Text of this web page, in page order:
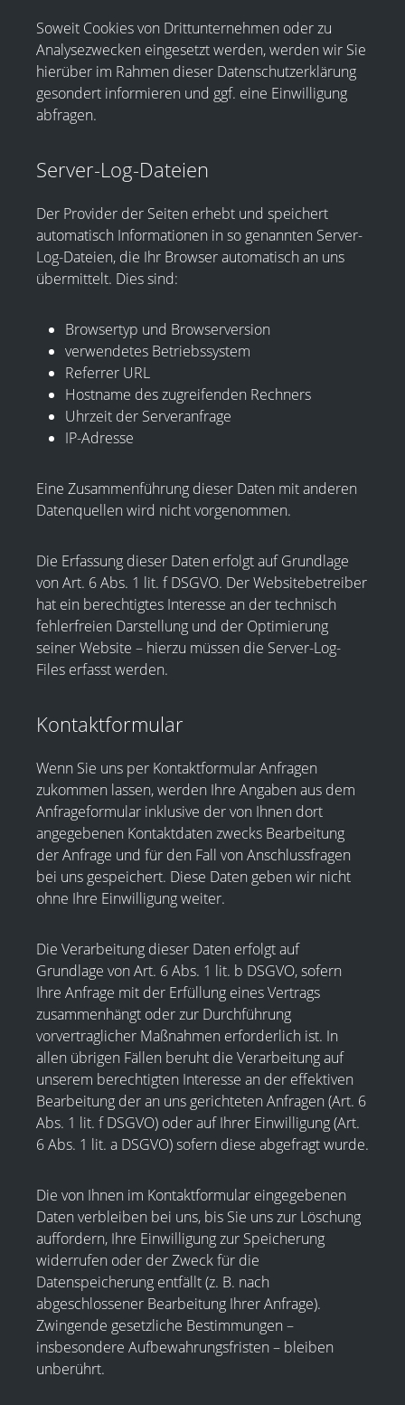
Soweit Cookies von Drittunternehmen oder zu
Analysezwecken eingesetzt werden, werden wir Sie
hierüber im Rahmen dieser Datenschutzerklärung
gesondert informieren und ggf. eine Einwilligung
abfragen.
Server-Log-Dateien
Der Provider der Seiten erhebt und speichert
automatisch Informationen in so genannten Server-
Log-Dateien, die Ihr Browser automatisch an uns
übermittelt. Dies sind:
Browsertyp und Browserversion
verwendetes Betriebssystem
Referrer URL
Hostname des zugreifenden Rechners
Uhrzeit der Serveranfrage
IP-Adresse
Eine Zusammenführung dieser Daten mit anderen
Datenquellen wird nicht vorgenommen.
Die Erfassung dieser Daten erfolgt auf Grundlage
von Art. 6 Abs. 1 lit. f DSGVO. Der Websitebetreiber
hat ein berechtigtes Interesse an der technisch
fehlerfreien Darstellung und der Optimierung
seiner Website – hierzu müssen die Server-Log-
Files erfasst werden.
Kontaktformular
Wenn Sie uns per Kontaktformular Anfragen
zukommen lassen, werden Ihre Angaben aus dem
Anfrageformular inklusive der von Ihnen dort
angegebenen Kontaktdaten zwecks Bearbeitung
der Anfrage und für den Fall von Anschlussfragen
bei uns gespeichert. Diese Daten geben wir nicht
ohne Ihre Einwilligung weiter.
Die Verarbeitung dieser Daten erfolgt auf
Grundlage von Art. 6 Abs. 1 lit. b DSGVO, sofern
Ihre Anfrage mit der Erfüllung eines Vertrags
zusammenhängt oder zur Durchführung
vorvertraglicher Maßnahmen erforderlich ist. In
allen übrigen Fällen beruht die Verarbeitung auf
unserem berechtigten Interesse an der effektiven
Bearbeitung der an uns gerichteten Anfragen (Art. 6
Abs. 1 lit. f DSGVO) oder auf Ihrer Einwilligung (Art.
6 Abs. 1 lit. a DSGVO) sofern diese abgefragt wurde.
Die von Ihnen im Kontaktformular eingegebenen
Daten verbleiben bei uns, bis Sie uns zur Löschung
auffordern, Ihre Einwilligung zur Speicherung
widerrufen oder der Zweck für die
Datenspeicherung entfällt (z. B. nach
abgeschlossener Bearbeitung Ihrer Anfrage).
Zwingende gesetzliche Bestimmungen –
insbesondere Aufbewahrungsfristen – bleiben
unberührt.